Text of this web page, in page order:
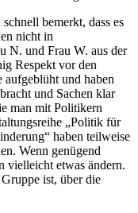
bemerkt, dass es
nicht in
N. und Frau W. aus der
Respekt vor den
aufgeblüht und haben
und Sachen klar
man mit Politikern
„Politik für
haben teilweise
Wenn genügend
vielleicht etwas ändern.
ist, über die